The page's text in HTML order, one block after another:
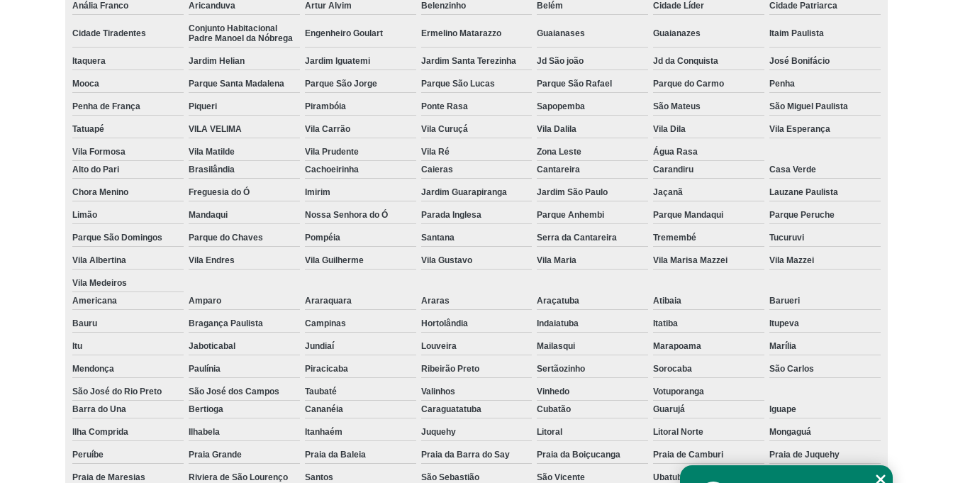
Comprar Kit Acelerador e Freio Eletrônico Adaptação Pcd
Comprar Kit Acelerador e Freio Eletrônico Adaptado
Comprar Kit Acelerador e Freio Eletrônico de Adaptação
Comprar Kit Acelerador e Freio Eletrônico para Adaptação
Comprar Kit Acelerador e Freio Eletrônico para Adaptação de Deficientes
Comprar Kit Acelerador e Freio Universal para Deficientes
Embreagem Eletrônica
Embreagem Eletrônica Adaptada
Embreagem Eletrônica Adaptada para Deficiente
Embreagem Eletrônica Adaptada para Deficiente Físico
Embreagem Eletrônica Deficiente
Embreagem Eletrônica para Cadeirante
Embreagem Eletrônica para Deficiente
Embreagem Eletrônica para Deficientes Físicos
Embreagem Eletrônica Progressiva
Embreagem Eletrônica sob Medida para Deficiente
Kit Acelerador e Freio Manual 90 Graus Modelo Adaptação
Kit Acelerador e Freio Manual Adaptação
Kit Acelerador e Freio Manual Adaptação de Deficientes
Kit Acelerador e Freio Manual Adaptação de Deficientes Físicos
Kit Acelerador e Freio Manual Adaptação Deficientes Físicos
Kit Acelerador e Freio Manual Adaptação Pcd
Kit Acelerador e Freio Manual de Adaptação
Kit Acelerador e Freio Manual para Adaptação
Kit Acelerador e Freio Manual para Adaptação de Deficientes
Anália Franco
Aricanduva Artur Alvim Belenzinho Belém Cidade Líder Cidade Patriarca
Cidade Tiradentes
Conjunto Habitacional
Padre Manoel da Nóbrega
Engenheiro Goulart Ermelino Matarazzo Guaianases Guaianazes Itaim Paulista
Itaquera Jardim Helian Jardim Iguatemi Jardim Santa Terezinha Jd São joão Jd da Conquista José Bonifácio
Mooca Parque Santa Madalena Parque São Jorge Parque São Lucas Parque São Rafael Parque do Carmo Penha
Penha de França Piqueri Pirambóia Ponte Rasa Sapopemba São Mateus São Miguel Paulista
Tatuapé VILA VELIMA Vila Carrão Vila Curuçá Vila Dalila Vila Dila Vila Esperança
Vila Formosa Vila Matilde Vila Prudente Vila Ré Zona Leste
Água Rasa
Alto do Pari
Brasilândia Cachoeirinha Caieras Cantareira Carandiru Casa Verde
Chora Menino Freguesia do Ó Imirim Jardim Guarapiranga Jardim São Paulo Jaçanã Lauzane Paulista
Limão Mandaqui Nossa Senhora do Ó Parada Inglesa Parque Anhembi Parque Mandaqui Parque Peruche
Parque São Domingos Parque do Chaves Pompéia Santana Serra da Cantareira Tremembé Tucuruvi
Vila Albertina Vila Endres Vila Guilherme Vila Gustavo Vila Maria Vila Marisa Mazzei Vila Mazzei
Vila Medeiros
Americana
Amparo Araraquara Araras Araçatuba Atibaia Barueri
Bauru Bragança Paulista Campinas Hortolândia Indaiatuba Itatiba Itupeva
Itu Jaboticabal Jundiaí Louveira Mailasqui Marapoama Marília
Mendonça Paulínia Piracicaba Ribeirão Preto Sertãozinho Sorocaba São Carlos
São José do Rio Preto São José dos Campos Taubaté Valinhos Vinhedo
Votuporanga
Barra do Una
Bertioga Cananéia Caraguatatuba Cubatão Guarujá Iguape
Ilha Comprida Ilhabela Itanhaém Juquehy Litoral Litoral Norte Mongaguá
Peruíbe Praia Grande Praia da Baleia Praia da Barra do Say Praia da Boiçucanga Praia de Camburi Praia de Juquehy
Praia de Maresias Riviera de São Lourenço Santos São Sebastião São Vicente Ubatuba